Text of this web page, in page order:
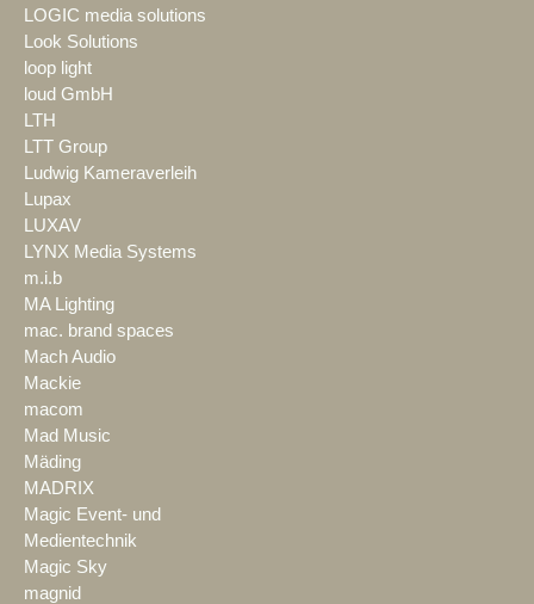
LOGIC media solutions
Look Solutions
loop light
loud GmbH
LTH
LTT Group
Ludwig Kameraverleih
Lupax
LUXAV
LYNX Media Systems
m.i.b
MA Lighting
mac. brand spaces
Mach Audio
Mackie
macom
Mad Music
Mäding
MADRIX
Magic Event- und
Medientechnik
Magic Sky
magnid